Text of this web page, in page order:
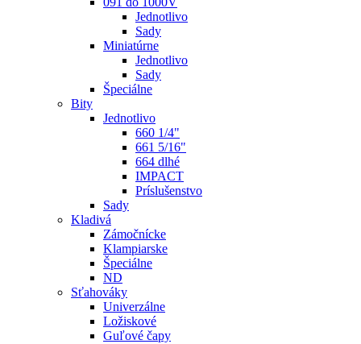
Jednotlivo
Sady
Miniatúrne
Jednotlivo
Sady
Špeciálne
Bity
Jednotlivo
660 1/4"
661 5/16"
664 dlhé
IMPACT
Príslušenstvo
Sady
Kladivá
Zámočnícke
Klampiarske
Špeciálne
ND
Sťahováky
Univerzálne
Ložiskové
Guľové čapy